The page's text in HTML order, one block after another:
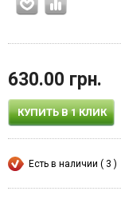
630.00 грн.
КУПИТЬ В 1 КЛИК
Есть в наличии ( 3 )